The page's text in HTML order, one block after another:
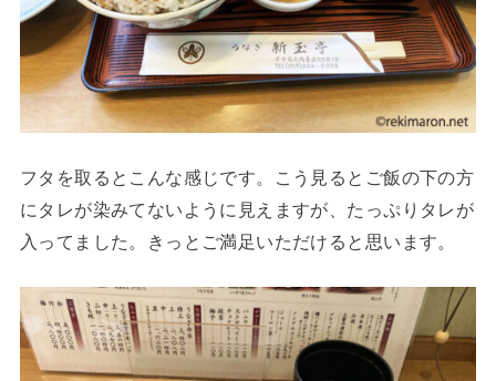
フタを取るとこんな感じです。こう見るとご飯の下の方
にタレが染みてないように見えますが、たっぷりタレが
入ってました。きっとご満足いただけると思います。